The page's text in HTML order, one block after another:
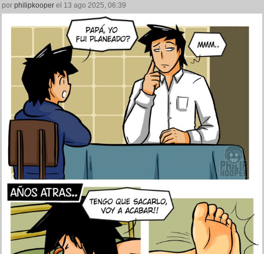
por philipkooper el 13 ago 2025, 06:39